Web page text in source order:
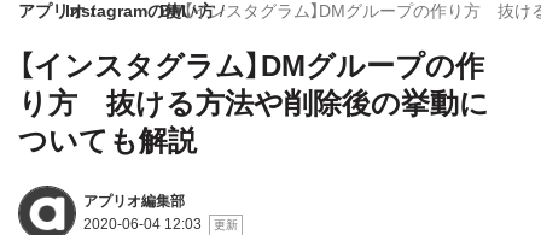
アプリオInstagramの使い方
DM【インスタグラム】DMグループの作り方 抜
【インスタグラム】DMグループの作
り方 抜ける方法や削除後の挙動に
ついても解説
アプリオ編集部
2020-06-04 12:03